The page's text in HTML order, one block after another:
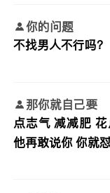
你的问题
不找男人不行吗？
那你就自己要
点志气 减减肥
他再敢说你 你就